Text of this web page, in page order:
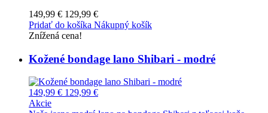
149,99 € 129,99 €
Pridať do košíka Nákupný košík
Znížená cena!
Kožené bondage lano Shibari - modré
149,99 € 129,99 €
Akcie